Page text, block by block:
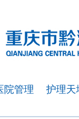
院管理 护理天